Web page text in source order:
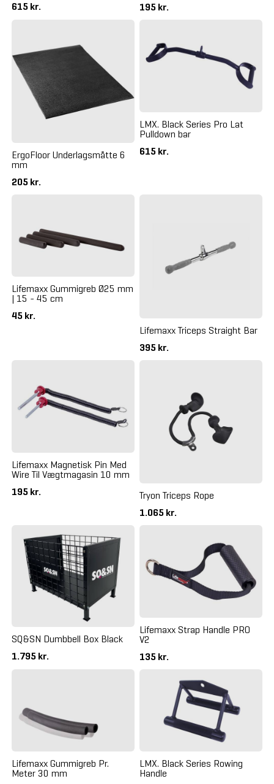
615 kr.
195 kr.
ErgoFloor Underlagsmåtte 6
mm
205 kr.
LMX. Black Series Pro Lat
Pulldown bar
615 kr.
Lifemaxx Gummigreb Ø25 mm
| 15 - 45 cm
45 kr.
Lifemaxx Triceps Straight Bar
395 kr.
Lifemaxx Magnetisk Pin Med
Wire Til Vægtmagasin 10 mm
195 kr.
Tryon Triceps Rope
1.065 kr.
SQ&SN Dumbbell Box Black
1.795 kr.
Lifemaxx Strap Handle PRO
V2
135 kr.
Lifemaxx Gummigreb Pr.
Meter 30 mm
LMX. Black Series Rowing
Handle